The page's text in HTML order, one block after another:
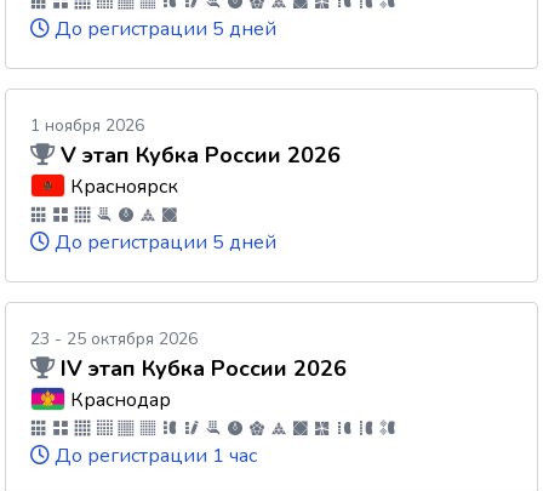
До регистрации 5 дней
1 ноября 2026
V этап Кубка России 2026
Красноярск
До регистрации 5 дней
23 - 25 октября 2026
IV этап Кубка России 2026
Краснодар
До регистрации 1 час